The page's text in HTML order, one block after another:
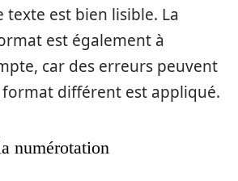
texte est bien lisible. La
est également à
car des erreurs peuvent
format différent est appliqué.
numérotation